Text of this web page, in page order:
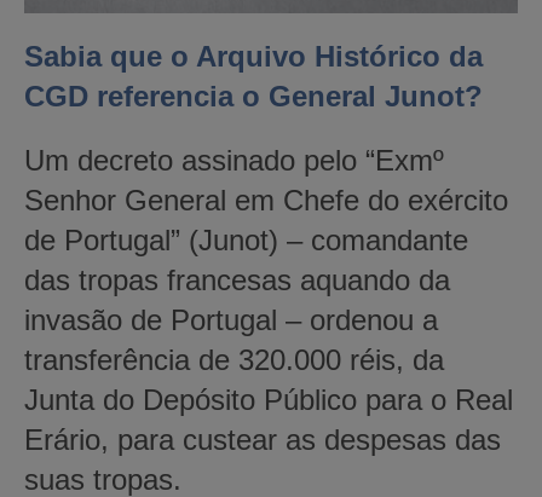
Sabia que o Arquivo Histórico da
CGD referencia o General Junot?
Um decreto assinado pelo “Exmº
Senhor General em Chefe do exército
de Portugal” (Junot) – comandante
das tropas francesas aquando da
invasão de Portugal – ordenou a
transferência de 320.000 réis, da
Junta do Depósito Público para o Real
Erário, para custear as despesas das
suas tropas.